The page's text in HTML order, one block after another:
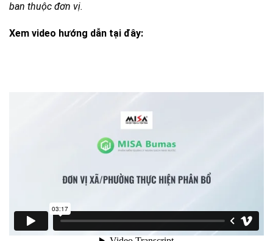
ban thuộc đơn vị.
Xem video hướng dẫn tại đây: